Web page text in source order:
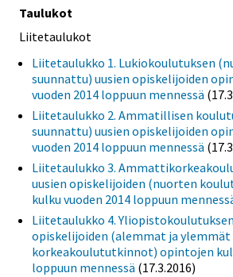
Taulukot
Liitetaulukot
Liitetaulukko 1. Lukiokoulutuksen
suunnattu) uusien opiskelijoiden
vuoden 2014 loppuun mennessä
Liitetaulukko 2. Ammatillisen
suunnattu) uusien opiskelijoiden
vuoden 2014 loppuun mennessä
Liitetaulukko 3.
uusien opiskelijoiden (nuorten
kulku vuoden 2014 loppuun
Liitetaulukko 4.
opiskelijoiden (alemmat ja ylemmät
korkeakoulututkinnot) opintojen
loppuun mennessä (17.3.2016)